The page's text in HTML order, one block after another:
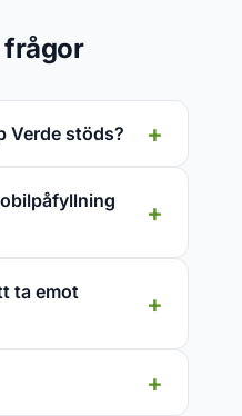
frågor
Verde stöds?
ta emot